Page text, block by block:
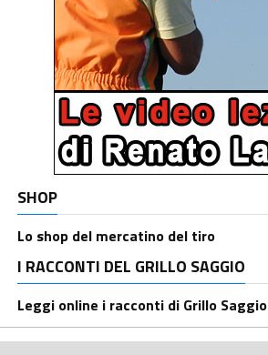
SHOP
Lo shop del mercatino del tiro
I RACCONTI DEL GRILLO SAGGIO
Leggi online i racconti di Grillo Saggio